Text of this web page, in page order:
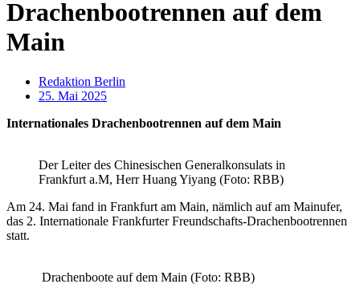
Drachenbootrennen auf dem
Main
Redaktion Berlin
25. Mai 2025
Internationales Drachenbootrennen auf dem Main
Der Leiter des Chinesischen Generalkonsulats in
Frankfurt a.M, Herr Huang Yiyang (Foto: RBB)
Am 24. Mai fand in Frankfurt am Main, nämlich auf am Mainufer,
das 2. Internationale Frankfurter Freundschafts-Drachenbootrennen
statt.
Drachenboote auf dem Main (Foto: RBB)